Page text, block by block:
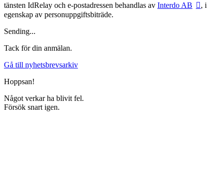
tänsten IdRelay och e-postadressen behandlas av Interdo AB
, i
egenskap av personuppgiftsbiträde.
Sending...
Tack för din anmälan.
Gå till nyhetsbrevsarkiv
Hoppsan!
Något verkar ha blivit fel.
Försök snart igen.